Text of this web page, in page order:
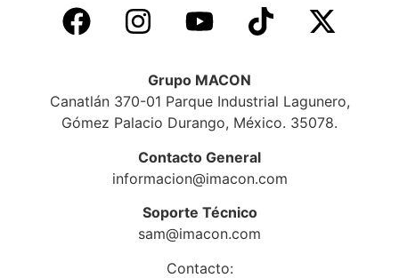
Grupo MACON
Canatlán 370-01 Parque Industrial Lagunero,
Gómez Palacio Durango, México. 35078.
Contacto General
informacion@imacon.com
Soporte Técnico
sam@imacon.com
Contacto: